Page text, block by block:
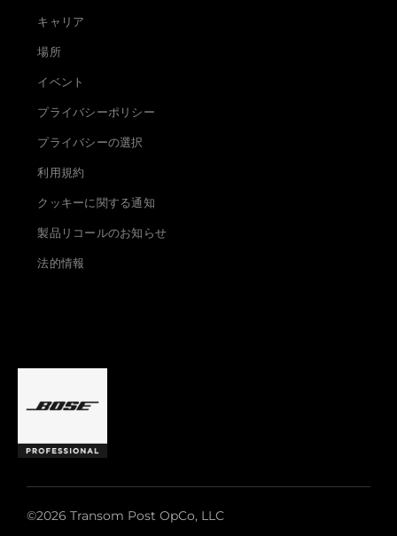
キャリア
場所
イベント
プライバシーポリシー
プライバシーの選択
利用規約
クッキーに関する通知
製品リコールのお知らせ
法的情報
©2026 Transom Post OpCo, LLC